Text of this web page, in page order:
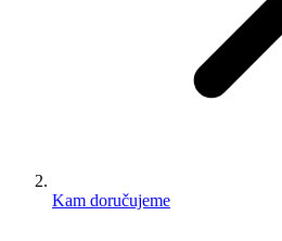
Kam doručujeme